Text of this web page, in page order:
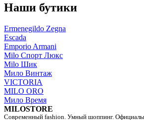
Наши бутики
Ermenegildo Zegna
Escada
Emporio Armani
Milo Спорт Люкс
Milo Шик
Мило Винтаж
VICTORIA
MILO ORO
Мило Время
MILOSTORE
Современный fashion. Умный шоппинг.